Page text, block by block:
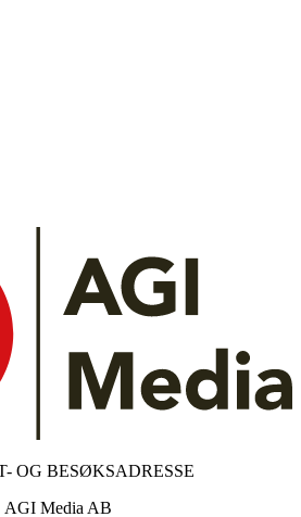
OG BESØKSADRESSE
AGI Media AB